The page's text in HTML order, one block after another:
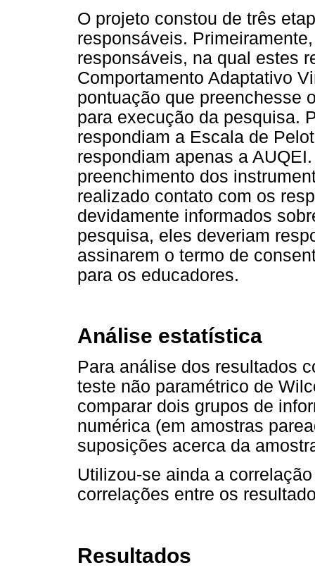
O projeto constou de três
responsáveis.
responsáveis, na qual estes
Comportamento Adaptativo
pontuação que preenchesse
para execução da pesquisa.
respondiam a Escala de
respondiam apenas a
preenchimento dos
realizado contato com os
devidamente informados
pesquisa, eles deveriam
assinarem o termo de
para os educadores.
Análise estatística
Para análise dos resultados
teste não paramétrico de
comparar dois grupos de
numérica (em amostras
suposições acerca da
Utilizou-se ainda a
correlações entre os
Resultados